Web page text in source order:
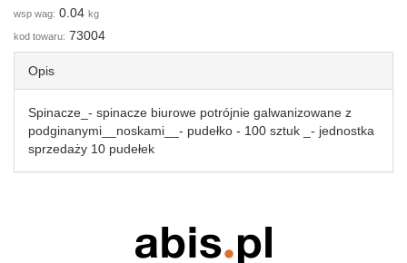
wsp wag: 0.04 kg
kod towaru: 73004
Opis
Spinacze_- spinacze biurowe potrójnie galwanizowane z
podginanymi__noskami__- pudełko - 100 sztuk _- jednostka
sprzedaży 10 pudełek